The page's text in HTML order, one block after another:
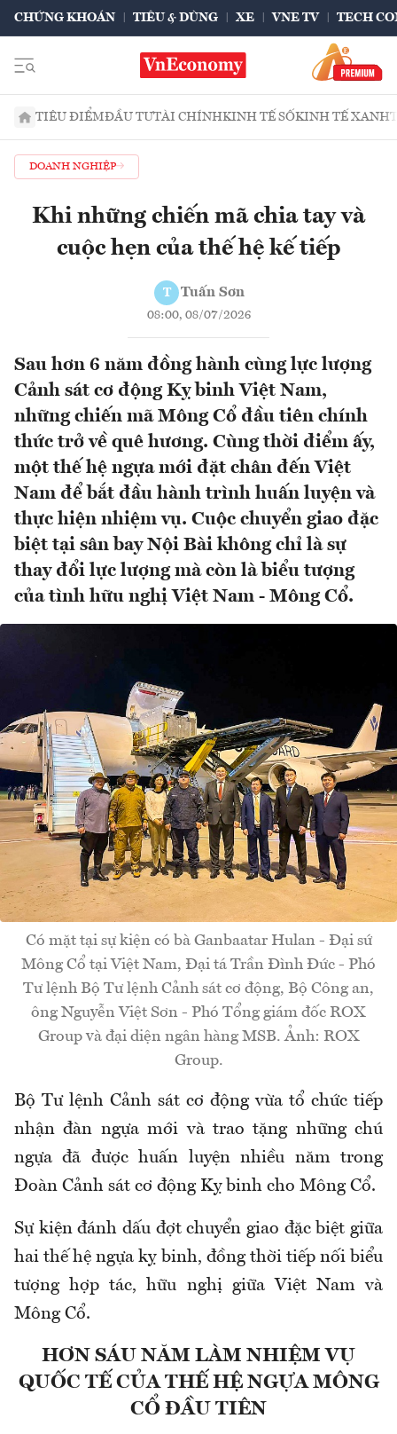
CHỨNG KHOÁN TIÊU & DÙNG XE VNE TV TECH
TIÊU ĐIỂMĐẦU TƯTÀI CHÍNHKINH TẾ SỐKINH TẾ XANH
DOANH NGHIỆP
Khi những chiến mã chia tay và
cuộc hẹn của thế hệ kế tiếp
T Tuấn Sơn
08:00, 08/07/2026
Sau hơn 6 năm đồng hành cùng lực lượng
Cảnh sát cơ động Kỵ binh Việt Nam,
những chiến mã Mông Cổ đầu tiên chính
thức trở về quê hương. Cùng thời điểm ấy,
một thế hệ ngựa mới đặt chân đến Việt
Nam để bắt đầu hành trình huấn luyện và
thực hiện nhiệm vụ. Cuộc chuyển giao đặc
biệt tại sân bay Nội Bài không chỉ là sự
thay đổi lực lượng mà còn là biểu tượng
của tình hữu nghị Việt Nam - Mông Cổ.
Có mặt tại sự kiện có bà Ganbaatar Hulan - Đại sứ
Mông Cổ tại Việt Nam, Đại tá Trần Đình Đức - Phó
Tư lệnh Bộ Tư lệnh Cảnh sát cơ động, Bộ Công an,
ông Nguyễn Việt Sơn - Phó Tổng giám đốc ROX
Group và đại diện ngân hàng MSB. Ảnh: ROX
Group.
Bộ Tư lệnh Cảnh sát cơ động vừa tổ chức tiếp
nhận đàn ngựa mới và trao tặng những chú
ngựa đã được huấn luyện nhiều năm trong
Đoàn Cảnh sát cơ động Kỵ binh cho Mông Cổ.
Sự kiện đánh dấu đợt chuyển giao đặc biệt giữa
hai thế hệ ngựa kỵ binh, đồng thời tiếp nối biểu
tượng hợp tác, hữu nghị giữa Việt Nam và
Mông Cổ.
HƠN SÁU NĂM LÀM NHIỆM VỤ
QUỐC TẾ CỦA THẾ HỆ NGỰA MÔNG
CỔ ĐẦU TIÊN